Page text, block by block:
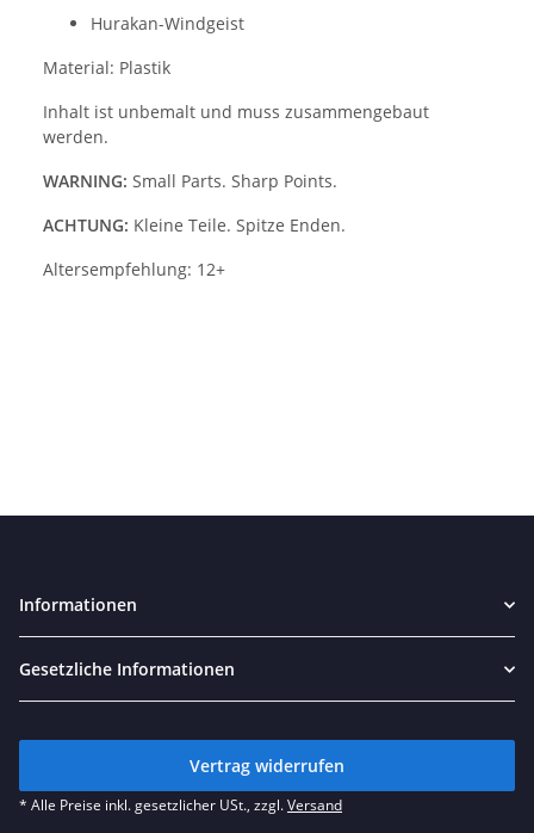
Hurakan-Windgeist
Material: Plastik
Inhalt ist unbemalt und muss zusammengebaut
werden.
WARNING: Small Parts. Sharp Points.
ACHTUNG: Kleine Teile. Spitze Enden.
Altersempfehlung: 12+
Informationen
Gesetzliche Informationen
Vertrag widerrufen
* Alle Preise inkl. gesetzlicher USt., zzgl.Versand